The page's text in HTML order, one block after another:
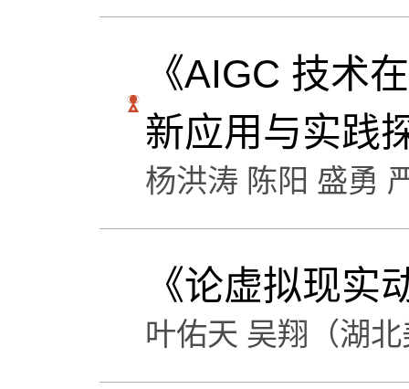
《AIGC 技术
新应用与实践
杨洪涛 陈阳 盛勇
《论虚拟现
叶佑天 吴翔（湖